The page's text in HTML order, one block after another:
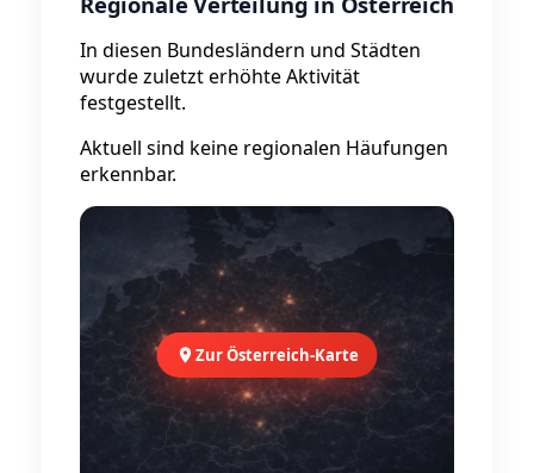
In diesen Bundesländern und Städten
wurde zuletzt erhöhte Aktivität
festgestellt.
Aktuell sind keine regionalen Häufungen
erkennbar.
Zur Österreich-Karte